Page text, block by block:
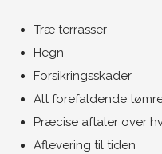
​Træ terrasser
Hegn
Forsikringsskader
Alt forefaldende
Præcise aftaler over
Aflevering til tiden